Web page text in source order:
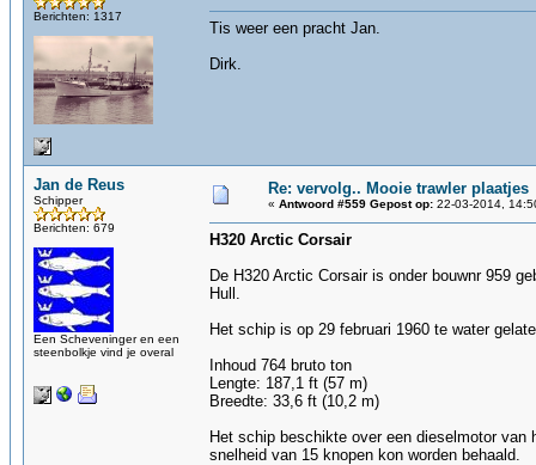
Berichten: 1317
Tis weer een pracht Jan.
Dirk.
Jan de Reus
Schipper
Berichten: 679
Een Scheveninger en een
steenbolkje vind je overal
Re: vervolg.. Mooie trawler plaatjes
« Antwoord #559 Gepost op: 22-03-2014,
H320 Arctic Corsair
De H320 Arctic Corsair is onder bouwnr 959
Hull.
Het schip is op 29 februari 1960 te water
Inhoud 764 bruto ton
Lengte: 187,1 ft (57 m)
Breedte: 33,6 ft (10,2 m)
Het schip beschikte over een dieselmotor
snelheid van 15 knopen kon worden behaald.